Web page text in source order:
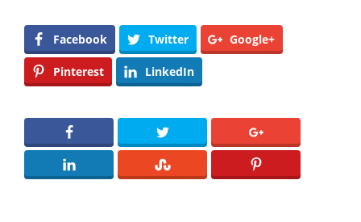
Facebook Twitter Google+
Pinterest LinkedIn